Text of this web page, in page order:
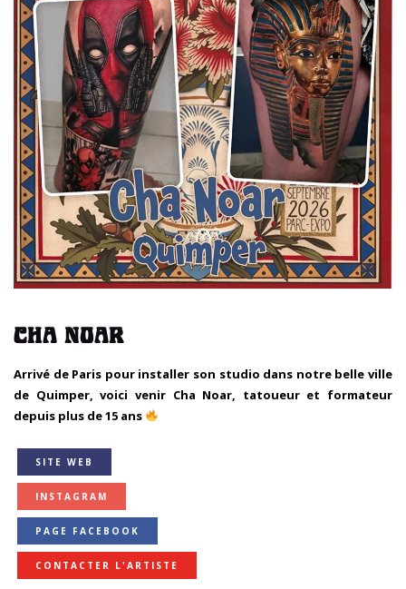
CHA NOAR
Arrivé de Paris pour installer son studio dans notre belle ville
de Quimper, voici venir Cha Noar, tatoueur et formateur
depuis plus de 15 ans
SITE WEB
INSTAGRAM
PAGE FACEBOOK
CONTACTER L'ARTISTE